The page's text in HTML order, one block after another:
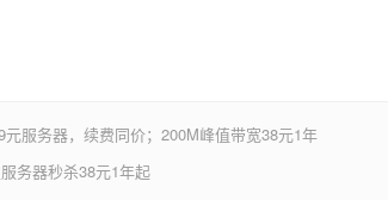
元服务器，续费同价；200M峰值带宽38元1年
务器秒杀38元1年起